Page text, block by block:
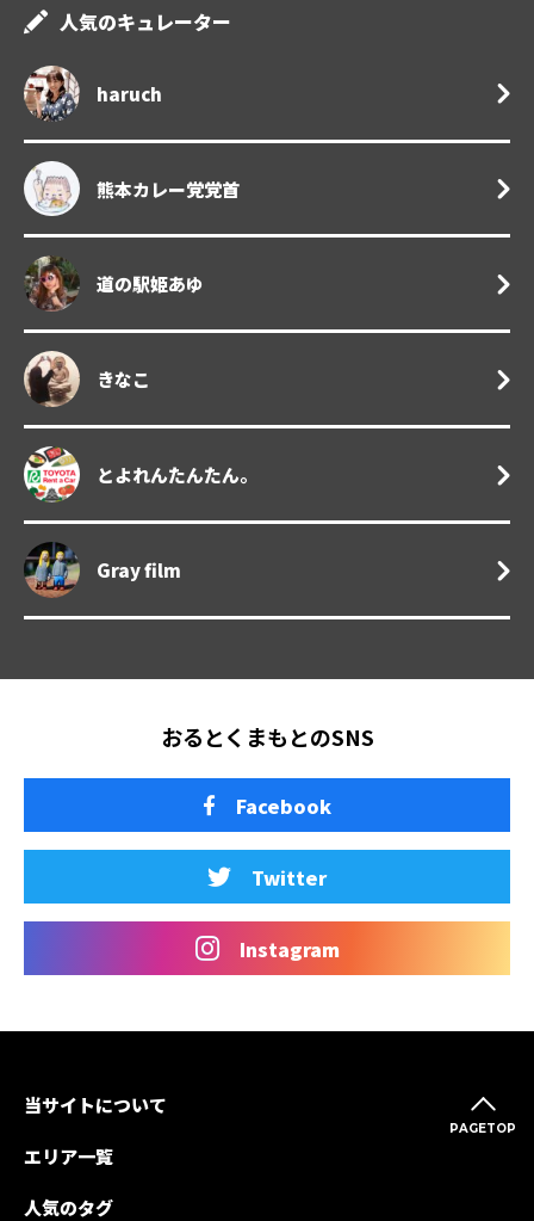
人気のキュレーター
haruch
熊本カレー党党首
道の駅姫あゆ
きなこ
とよれんたんたん。
Gray film
おるとくまもとのSNS
Facebook
Twitter
Instagram
PAGETOP
当サイトについて
エリア一覧
人気のタグ